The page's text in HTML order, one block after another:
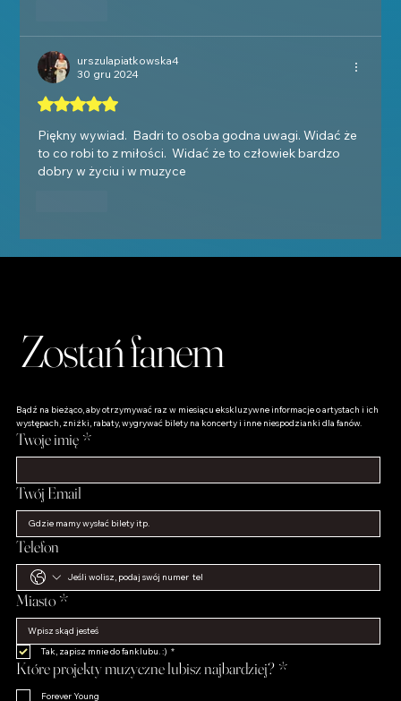
urszulapiatkowska4
30 gru 2024
Oceniono na 5 z 5 gwiazdek.
Piękny wywiad.  Badri to osoba godna uwagi. Widać że
to co robi to z miłości.  Widać że to człowiek bardzo
dobry w życiu i w muzyce
Zostań fanem
Bądź na bieżąco, aby otrzymywać raz w miesiącu ekskluzywne informacje o artystach i ich
występach, zniżki, rabaty, wygrywać bilety na koncerty i inne niespodzianki dla fanów.
Twoje imię *
Twój Email
Telefon
Miasto *
Tak, zapisz mnie do fanklubu. :) *
Które projekty muzyczne lubisz najbardziej? *
Forever Young